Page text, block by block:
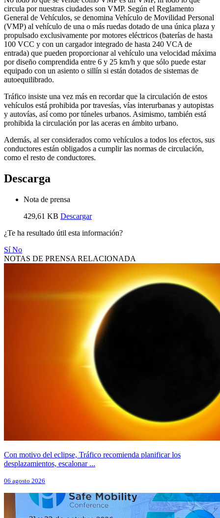
circula por nuestras ciudades son VMP. Según el Reglamento
General de Vehículos, se denomina Vehículo de Movilidad Personal
(VMP) al vehículo de una o más ruedas dotado de una única plaza y
propulsado exclusivamente por motores eléctricos (baterías de hasta
100 VCC y con un cargador integrado de hasta 240 VCA de
entrada) que pueden proporcionar al vehículo una velocidad máxima
por diseño comprendida entre 6 y 25 km/h y que sólo puede estar
equipado con un asiento o sillín si están dotados de sistemas de
autoequilibrado.
Tráfico insiste una vez más en recordar que la circulación de estos
vehículos está prohibida por travesías, vías interurbanas y autopistas
y autovías, así como por túneles urbanos. Asimismo, también está
prohibida la circulación por las aceras en ámbito urbano.
Además, al ser considerados como vehículos a todos los efectos, sus
conductores están obligados a cumplir las normas de circulación,
como el resto de conductores.
Descarga
Nota de prensa
429,61 KB Descargar
¿Te ha resultado útil esta información?
SíNo
NOTAS DE PRENSA RELACIONADA
Con motivo del eclipse, Tráfico recomienda planificar los
desplazamientos, escalonar ...
06 agosto 2026